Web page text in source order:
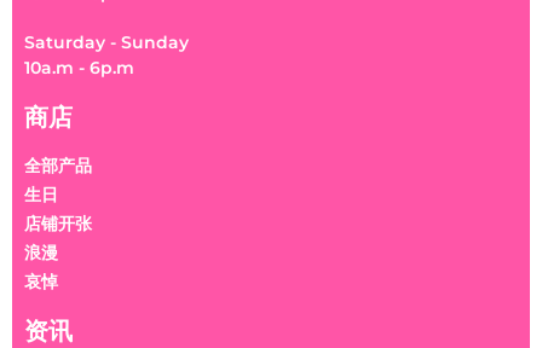
Saturday - Sunday
10a.m - 6p.m
商店
全部产品
生日
店铺开张
浪漫
哀悼
资讯